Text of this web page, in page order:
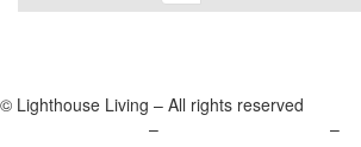
© Lighthouse Living – All rights reserved
– –